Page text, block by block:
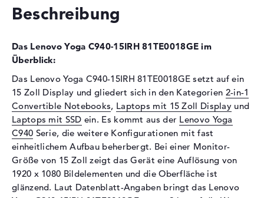
Festplatte
512 GB SSD
Optische Speicher
Laufwerks-Typ
ohne Laufwerk
Display
Display-Typ
15,6" TFT
Auflösungstyp
Full-HD
Beschreibung
Das Lenovo Yoga C940-15IRH 81TE0018GE im
Überblick:
Das Lenovo Yoga C940-15IRH 81TE0018GE setzt auf ein
15 Zoll Display und gliedert sich in den Kategorien 2-in-1
Convertible Notebooks, Laptops mit 15 Zoll Display und
Laptops mit SSD ein. Es kommt aus der Lenovo Yoga
C940 Serie, die weitere Konfigurationen mit fast
einheitlichem Aufbau beherbergt. Bei einer Monitor-
Größe von 15 Zoll zeigt das Gerät eine Auflösung von
1920 x 1080 Bildelementen und die Oberfläche ist
glänzend. Laut Datenblatt-Angaben bringt das Lenovo